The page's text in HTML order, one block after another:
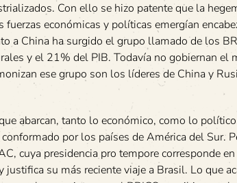
Con ello se hizo patente que la
económicas y políticas emergían
a China ha surgido el grupo llamado de los
y el 21% del PIB. Todavía no gobiernan el
ese grupo son los líderes de China y
abarcan, tanto lo económico, como lo
por los países de América del Sur.
cuya presidencia pro tempore corresponde
su más reciente viaje a Brasil. Lo que